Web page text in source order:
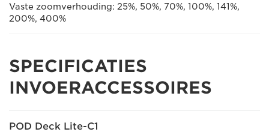
Vaste zoomverhouding: 25%, 50%, 70%, 100%, 141%,
200%, 400%
SPECIFICATIES
INVOERACCESSOIRES
POD Deck Lite-C1